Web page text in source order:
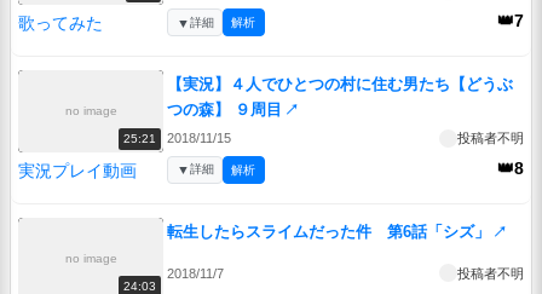
歌ってみた 👑7
▼詳細 解析
no image
25:21
【実況】４人でひとつの村に住む男たち【どうぶ
つの森】 ９周目 ↗
2018/11/15 投稿者不明
実況プレイ動画 👑8
▼詳細 解析
no image
24:03
転生したらスライムだった件 第6話「シズ」 ↗
2018/11/7 投稿者不明